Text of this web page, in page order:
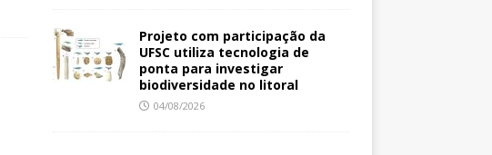
Projeto com participação da
UFSC utiliza tecnologia de
ponta para investigar
biodiversidade no litoral
04/08/2026